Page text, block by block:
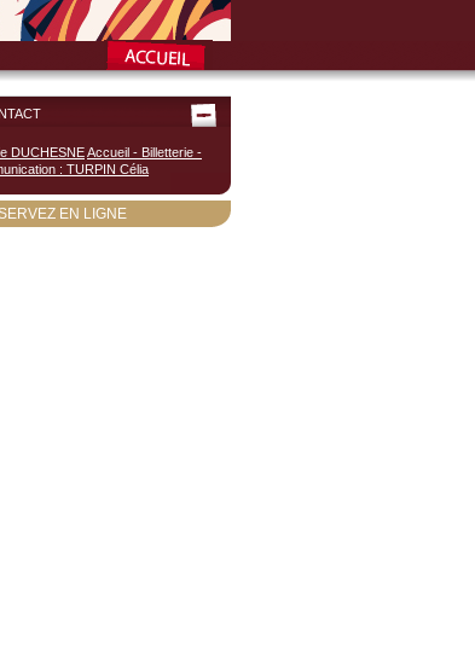
DUCHESNEAccueil - Billetterie -
: TURPIN Célia
EN LIGNE